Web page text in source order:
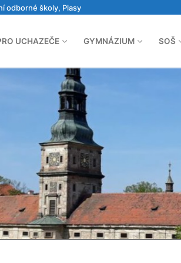
odborné školy, Plasy
UCHAZEČE GYMNÁZIUM SOŠ